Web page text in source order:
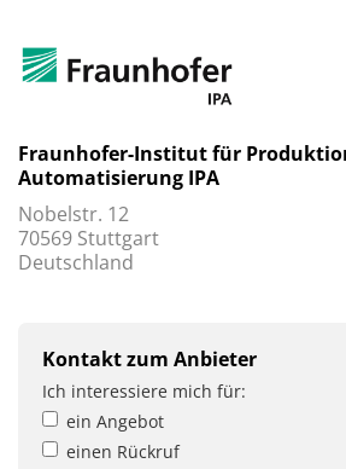
Fraunhofer-Institut für
Automatisierung IPA
Nobelstr. 12
70569 Stuttgart
Deutschland
Kontakt zum Anbieter
Ich interessiere mich für:
ein Angebot
einen Rückruf